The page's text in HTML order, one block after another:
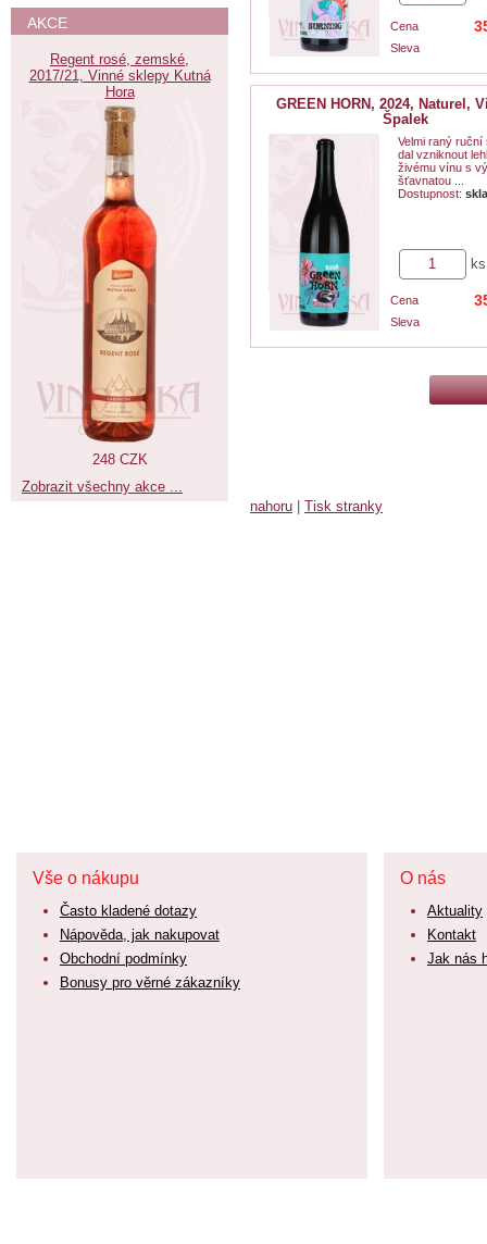
Cena
Sleva
GREEN HORN, 2024, Naturel,
Špalek
Velmi raný ruční
dal vzniknout
živému vínu s
šťavnatou ...
Dostupnost:
ks
Cena
Sleva
nahoru | Tisk stranky
AKCE
Regent rosé, zemské,
2017/21, Vinné sklepy Kutná
Hora
248 CZK
Zobrazit všechny akce ...
Vše o nákupu
Často kladené dotazy
Nápověda, jak nakupovat
Obchodní podmínky
Bonusy pro věrné zákazníky
O nás
Aktuality
Kontakt
Jak nás